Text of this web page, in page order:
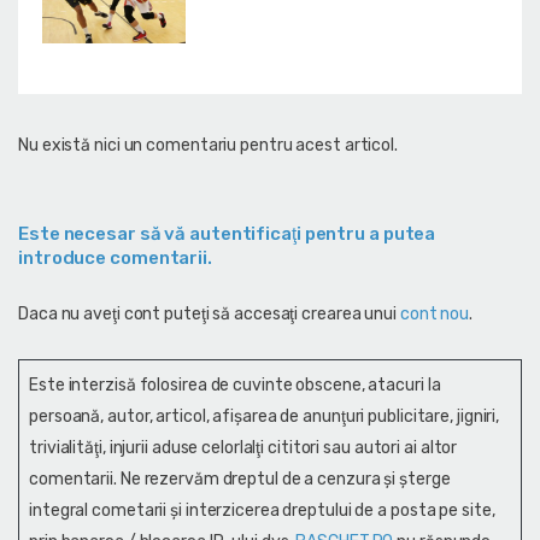
Nu există nici un comentariu pentru acest articol.
Este necesar să vă autentificaţi pentru a putea
introduce comentarii.
Daca nu aveţi cont puteţi să accesaţi crearea unui cont nou.
Este interzisă folosirea de cuvinte obscene, atacuri la
persoană, autor, articol, afişarea de anunţuri publicitare, jigniri,
trivialităţi, injurii aduse celorlalţi cititori sau autori ai altor
comentarii. Ne rezervăm dreptul de a cenzura și şterge
integral cometarii și interzicerea dreptului de a posta pe site,